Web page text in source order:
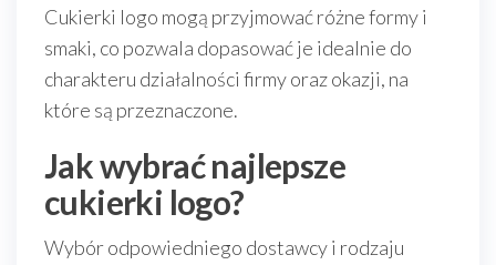
Cukierki logo mogą przyjmować różne formy i
smaki, co pozwala dopasować je idealnie do
charakteru działalności firmy oraz okazji, na
które są przeznaczone.
Jak wybrać najlepsze
cukierki logo?
Wybór odpowiedniego dostawcy i rodzaju